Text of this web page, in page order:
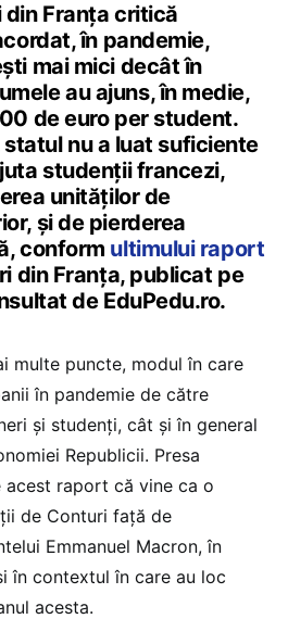
Franța critică
în pandemie,
mai mici decât în
au ajuns, în medie,
de euro per student.
nu a luat suficiente
studenții francezi,
unităților de
și de pierderea
conform ultimului raport
din Franța, publicat pe
de EduPedu.ro.
multe puncte, modul în care
în pandemie de către
și studenți, cât și în general
Republicii. Presa
acest raport că vine ca o
de Conturi față de
Emmanuel Macron, în
în contextul în care au loc
acesta.